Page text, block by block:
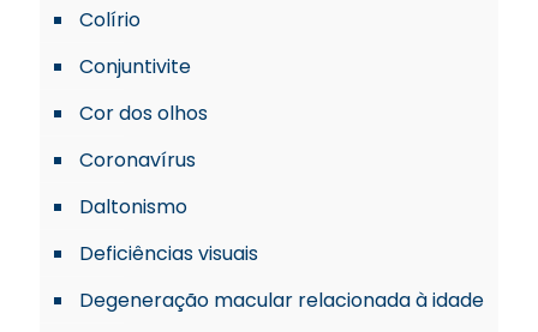
Colírio
Conjuntivite
Cor dos olhos
Coronavírus
Daltonismo
Deficiências visuais
Degeneração macular relacionada à idade